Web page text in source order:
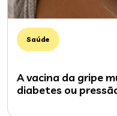
Saúde
A vacina da gripe
diabetes ou